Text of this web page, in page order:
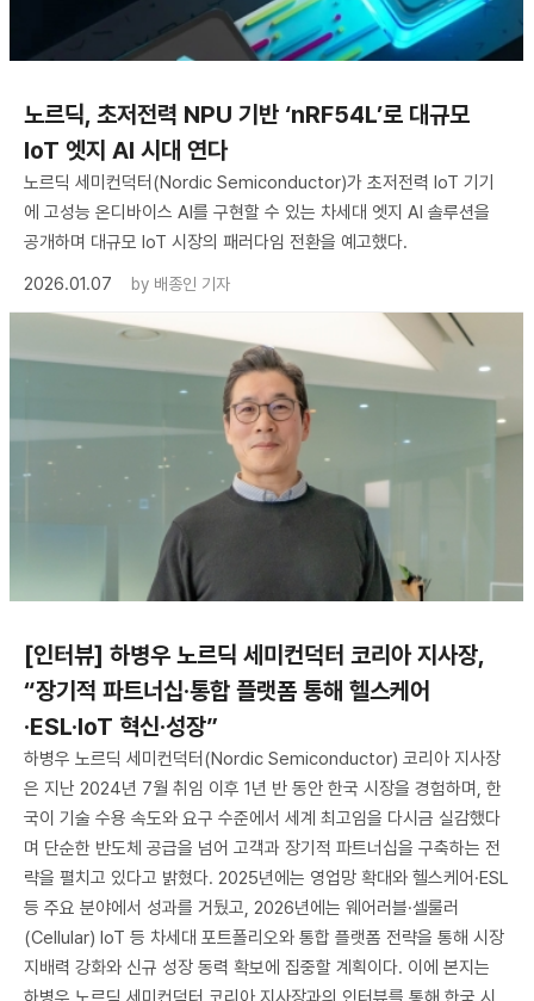
노르딕, 초저전력 NPU 기반 ‘nRF54L’로 대규모
IoT 엣지 AI 시대 연다
노르딕 세미컨덕터(Nordic Semiconductor)가 초저전력 IoT 기기
에 고성능 온디바이스 AI를 구현할 수 있는 차세대 엣지 AI 솔루션을
공개하며 대규모 IoT 시장의 패러다임 전환을 예고했다.
2026.01.07
by 배종인 기자
[인터뷰] 하병우 노르딕 세미컨덕터 코리아 지사장,
“장기적 파트너십·통합 플랫폼 통해 헬스케어
·ESL·IoT 혁신·성장”
하병우 노르딕 세미컨덕터(Nordic Semiconductor) 코리아 지사장
은 지난 2024년 7월 취임 이후 1년 반 동안 한국 시장을 경험하며, 한
국이 기술 수용 속도와 요구 수준에서 세계 최고임을 다시금 실감했다
며 단순한 반도체 공급을 넘어 고객과 장기적 파트너십을 구축하는 전
략을 펼치고 있다고 밝혔다. 2025년에는 영업망 확대와 헬스케어·ESL
등 주요 분야에서 성과를 거뒀고, 2026년에는 웨어러블·셀룰러
(Cellular) IoT 등 차세대 포트폴리오와 통합 플랫폼 전략을 통해 시장
지배력 강화와 신규 성장 동력 확보에 집중할 계획이다. 이에 본지는